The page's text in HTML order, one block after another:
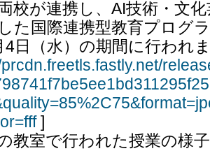
校が連携し、AI技術・文
た国際連携型教育プログ
4日（水）の期間に行われ
]
教室で行われた授業の様子